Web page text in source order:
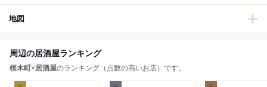
地図
周辺の居酒屋ランキング
桜木町×居酒屋のランキング（点数の高いお店）です。